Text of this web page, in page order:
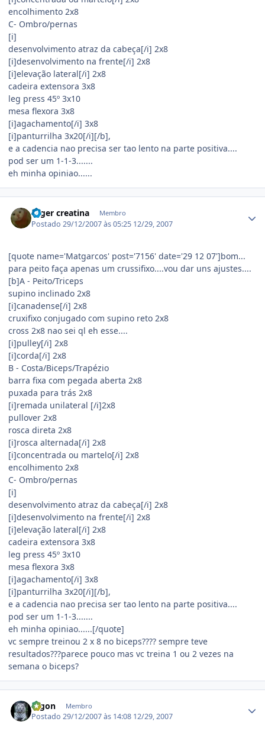
encolhimento 2x8
C- Ombro/pernas
[i]
desenvolvimento atraz da cabeça[/i] 2x8
[i]desenvolvimento na frente[/i] 2x8
[i]elevação lateral[/i] 2x8
cadeira extensora 3x8
leg press 45º 3x10
mesa flexora 3x8
[i]agachamento[/i] 3x8
[i]panturrilha 3x20[/i][/b],
e a cadencia nao precisa ser tao lento na parte positiva....
pod ser um 1-1-3.......
eh minha opiniao......
roger creatina Membro
Postado29/12/2007 às 05:25 12/29, 2007
[quote name='Matgarcos' post='7156' date='29 12 07']bom...
para peito faça apenas um crussifixo....vou dar uns ajustes....
[b]A - Peito/Triceps
supino inclinado 2x8
[i]canadense[/i] 2x8
cruxifixo conjugado com supino reto 2x8
cross 2x8 nao sei ql eh esse....
[i]pulley[/i] 2x8
[i]corda[/i] 2x8
B - Costa/Biceps/Trapézio
barra fixa com pegada aberta 2x8
puxada para trás 2x8
[i]remada unilateral [/i]2x8
pullover 2x8
rosca direta 2x8
[i]rosca alternada[/i] 2x8
[i]concentrada ou martelo[/i] 2x8
encolhimento 2x8
C- Ombro/pernas
[i]
desenvolvimento atraz da cabeça[/i] 2x8
[i]desenvolvimento na frente[/i] 2x8
[i]elevação lateral[/i] 2x8
cadeira extensora 3x8
leg press 45º 3x10
mesa flexora 3x8
[i]agachamento[/i] 3x8
[i]panturrilha 3x20[/i][/b],
e a cadencia nao precisa ser tao lento na parte positiva....
pod ser um 1-1-3.......
eh minha opiniao......[/quote]
vc sempre treinou 2 x 8 no biceps???? sempre teve
resultados???parece pouco mas vc treina 1 ou 2 vezes na
semana o biceps?
Digon Membro
Postado29/12/2007 às 14:08 12/29, 2007